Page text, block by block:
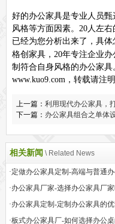
好的办公家具是专业人员
风格等方面因素。20人左
已经为您分析出来了，具体
格创家具，20年专注企业
制符合自身风格的办公家
www.kuo9.com，转载请注
上一篇： 利用现代办公家具，
下一篇： 办公家具组合之单体
相关新闻 \ Related News
·办公家具定制-定制办公家具的
·板式办公家具厂-如何选择办公